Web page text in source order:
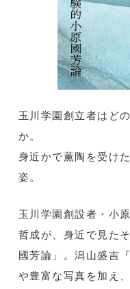
玉川学園創立者はど
か。
身近かで薫陶を受け
姿。
玉川学園創設者・小
哲成が、身近で見た
國芳論」。潟山盛吉
や豊富な写真を加え